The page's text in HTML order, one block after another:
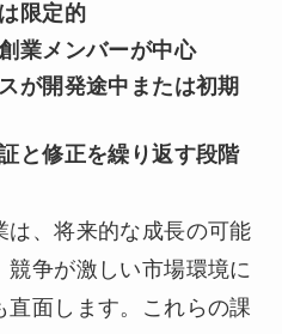
限定的
業メンバーが中心
が開発途中または初期
と修正を繰り返す段階
は、将来的な成長の可能
争が激しい市場環境に
面します。これらの課